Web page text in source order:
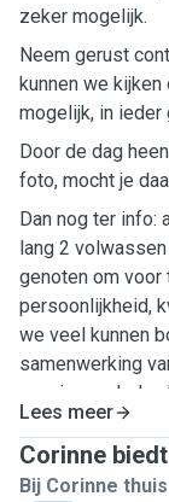
zeker mogelijk.
Neem gerust
kunnen we
mogelijk, in
Door de dag
foto, mocht je
Dan nog ter info:
lang 2
genoten om
persoonlijkheid,
we veel kunnen
samenwerking
paar jaar
Lees meer
Corinne
Bij Corinne thuis